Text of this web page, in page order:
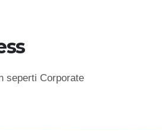
seperti Corporate